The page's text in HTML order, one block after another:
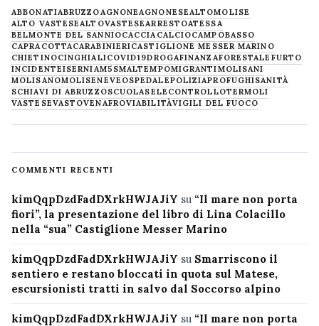
ABBONATIABRUZZOAGNONEAGNONESEALTOMOLISE
ALTO VASTESEALTOVASTESEARRESTOATESSA
BELMONTE DEL SANNIOCACCIACALCIOCAMPOBASSO
CAPRACOTTACARABINIERICASTIGLIONE MESSER MARINO
CHIETINOCINGHIALICOVID19DROGAFINANZAFORESTALE FURTO
INCIDENTEISERNIAM5SMALTEMPOMIGRANTIMOLISANI
MOLISANOMOLISENEVE OSPEDALEPOLIZIAPROFUGHISANITÀ
SCHIAVI DI ABRUZZOSCUOLASELECONTROLLOTERMOLI
VASTESEVASTOVENAFROVIABILITÀVIGILI DEL FUOCO
COMMENTI RECENTI
kimQqpDzdFadDXrkHWJAJiY su “Il mare non porta
fiori”, la presentazione del libro di Lina Colacillo
nella “sua” Castiglione Messer Marino
kimQqpDzdFadDXrkHWJAJiY su Smarriscono il
sentiero e restano bloccati in quota sul Matese,
escursionisti tratti in salvo dal Soccorso alpino
kimQqpDzdFadDXrkHWJAJiY su “Il mare non porta